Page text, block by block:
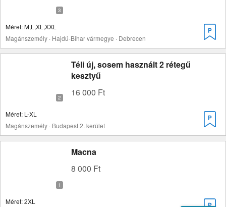
Méret: M,L,XL,XXL
Magánszemély · Hajdú-Bihar vármegye · Debrecen
Téli új, sosem használt 2 rétegű
kesztyű
16 000 Ft
Méret: L-XL
Magánszemély · Budapest 2. kerület
Macna
8 000 Ft
Méret: 2XL